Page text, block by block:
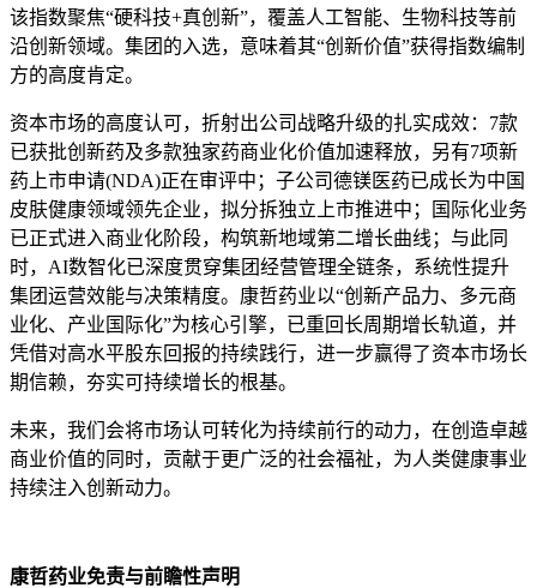
该指数聚焦“硬科技+真创新”，覆盖人工智能、生物科技等前
沿创新领域。集团的入选，意味着其“创新价值”获得指数编制
方的高度肯定。
资本市场的高度认可，折射出公司战略升级的扎实成效：7款
已获批创新药及多款独家药商业化价值加速释放，另有7项新
药上市申请(NDA)正在审评中；子公司德镁医药已成长为中国
皮肤健康领域领先企业，拟分拆独立上市推进中；国际化业务
已正式进入商业化阶段，构筑新地域第二增长曲线；与此同
时，AI数智化已深度贯穿集团经营管理全链条，系统性提升
集团运营效能与决策精度。康哲药业以“创新产品力、多元商
业化、产业国际化”为核心引擎，已重回长周期增长轨道，并
凭借对高水平股东回报的持续践行，进一步赢得了资本市场长
期信赖，夯实可持续增长的根基。
未来，我们会将市场认可转化为持续前行的动力，在创造卓越
商业价值的同时，贡献于更广泛的社会福祉，为人类健康事业
持续注入创新动力。
康哲药业免责与前瞻性声明